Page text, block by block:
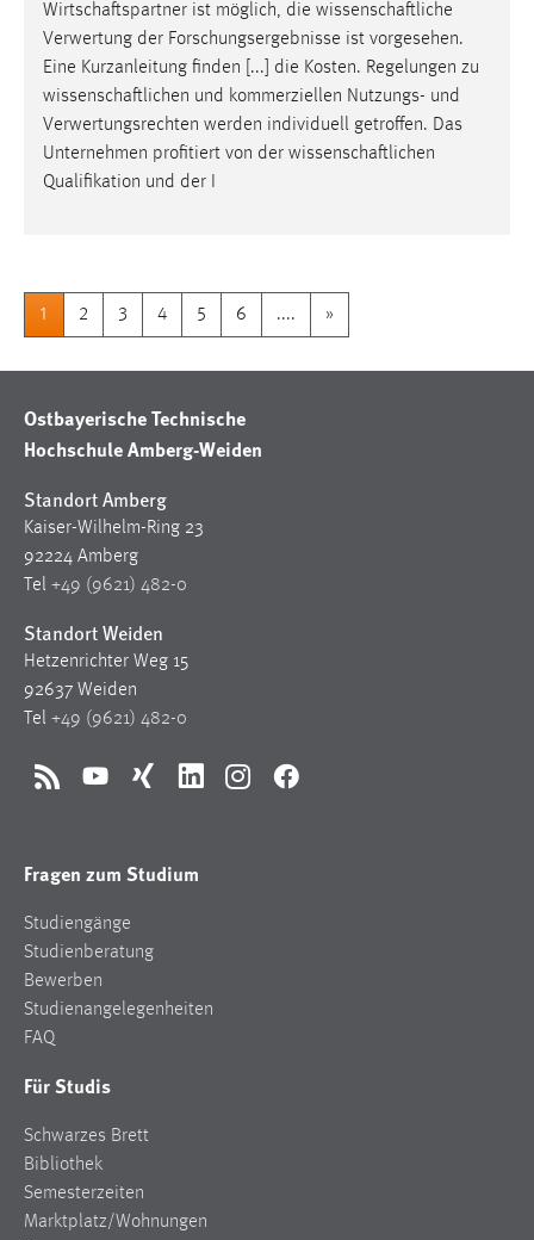
Wirtschaftspartner ist möglich, die wissenschaftliche
Verwertung der Forschungsergebnisse ist vorgesehen.
Eine Kurzanleitung finden [...] die Kosten. Regelungen zu
wissenschaftlichen und kommerziellen Nutzungs- und
Verwertungsrechten werden individuell getroffen. Das
Unternehmen profitiert von der wissenschaftlichen
Qualifikation und der I
1 2 3 4 5 6 .... »
Ostbayerische Technische
Hochschule Amberg-Weiden
Standort Amberg
Kaiser-Wilhelm-Ring 23
92224 Amberg
Tel +49 (9621) 482-0
Standort Weiden
Hetzenrichter Weg 15
92637 Weiden
Tel +49 (9621) 482-0
RSS YouTubeXing LinkedInInstagramFacebook
Fragen zum Studium
Studiengänge
Studienberatung
Bewerben
Studienangelegenheiten
FAQ
Für Studis
Schwarzes Brett
Bibliothek
Semesterzeiten
Marktplatz/Wohnungen